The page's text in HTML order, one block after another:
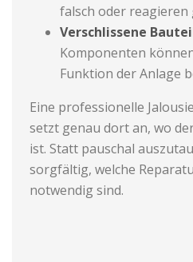
falsch oder reagieren
Verschlissene
Komponenten
Funktion der Anlage
Eine professionelle
setzt genau dort an, wo
ist. Statt pauschal
sorgfältig, welche
notwendig sind.